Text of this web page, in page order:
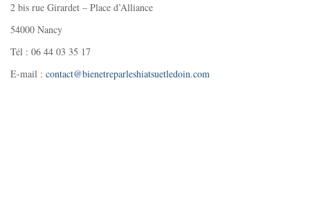
2 bis rue Girardet – Place d’Alliance
54000 Nancy
Tél : 06 44 03 35 17
E-mail : contact@bienetreparleshiatsuetledoin.com